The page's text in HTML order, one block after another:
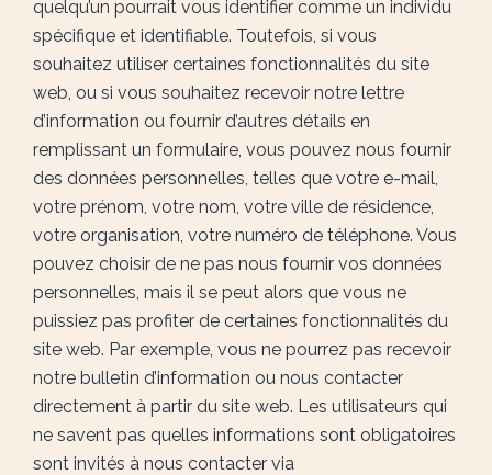
quelqu’un pourrait vous identifier comme un individu
spécifique et identifiable. Toutefois, si vous
souhaitez utiliser certaines fonctionnalités du site
web, ou si vous souhaitez recevoir notre lettre
d’information ou fournir d’autres détails en
remplissant un formulaire, vous pouvez nous fournir
des données personnelles, telles que votre e-mail,
votre prénom, votre nom, votre ville de résidence,
votre organisation, votre numéro de téléphone. Vous
pouvez choisir de ne pas nous fournir vos données
personnelles, mais il se peut alors que vous ne
puissiez pas profiter de certaines fonctionnalités du
site web. Par exemple, vous ne pourrez pas recevoir
notre bulletin d’information ou nous contacter
directement à partir du site web. Les utilisateurs qui
ne savent pas quelles informations sont obligatoires
sont invités à nous contacter via